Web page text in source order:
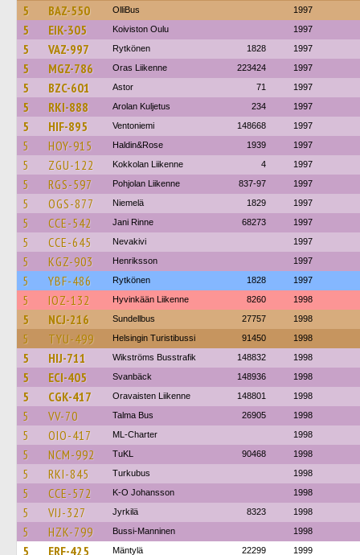
5 BAZ-550 OlliBus 1997
5 EIK-305 Koiviston Oulu 1997
5 VAZ-997 Rytkönen 1828 1997
5 MGZ-786 Oras Liikenne 223424 1997
5 BZC-601 Astor 71 1997
5 RKI-888 Arolan Kuljetus 234 1997
5 HIF-895 Ventoniemi 148668 1997
5 HOY-915 Haldin&Rose 1939 1997
5 ZGU-122 Kokkolan Liikenne 4 1997
5 RGS-597 Pohjolan Liikenne 837-97 1997
5 OGS-877 Niemelä 1829 1997
5 CCE-542 Jani Rinne 68273 1997
5 CCE-645 Nevakivi 1997
5 KGZ-903 Henriksson 1997
5 YBF-486 Rytkönen 1828 1997
5 IOZ-132 Hyvinkään Liikenne 8260 1998
5 NCJ-216 Sundellbus 27757 1998
5 TYU-499 Helsingin Turistibussi 91450 1998
5 HIJ-711 Wikströms Busstrafik 148832 1998
5 ECI-405 Svanbäck 148936 1998
5 CGK-417 Oravaisten Liikenne 148801 1998
5 VV-70 Talma Bus 26905 1998
5 OIO-417 ML-Charter 1998
5 NCM-992 TuKL 90468 1998
5 RKI-845 Turkubus 1998
5 CCE-572 K-O Johansson 1998
5 VIJ-327 Jyrkilä 8323 1998
5 HZK-799 Bussi-Manninen 1998
5 ERF-425 Mäntylä 22299 1999